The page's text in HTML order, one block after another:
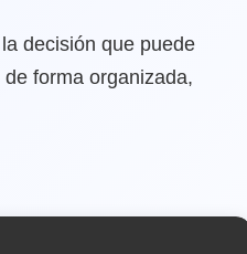
decisión que puede
forma organizada,